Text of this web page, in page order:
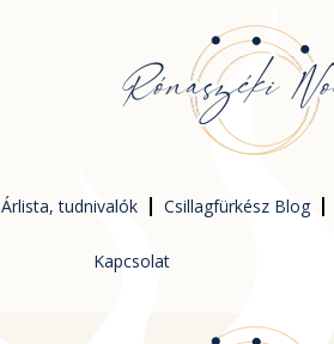
Árlista, tudnivalók Csillagfürkész Blog
Kapcsolat